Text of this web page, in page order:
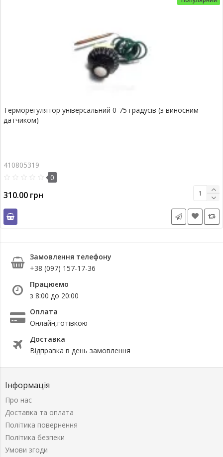
Терморегулятор універсальний 0-75 градусів (з виносним
датчиком)
410805319
0
310.00 грн
Замовлення телефону
+38 (097) 157-17-36
Працюємо
з 8:00 до 20:00
Оплата
Онлайн,готівкою
Доставка
Відправка в день замовлення
Інформація
Про нас
Доставка та оплата
Політика повернення
Політика безпеки
Умови згоди